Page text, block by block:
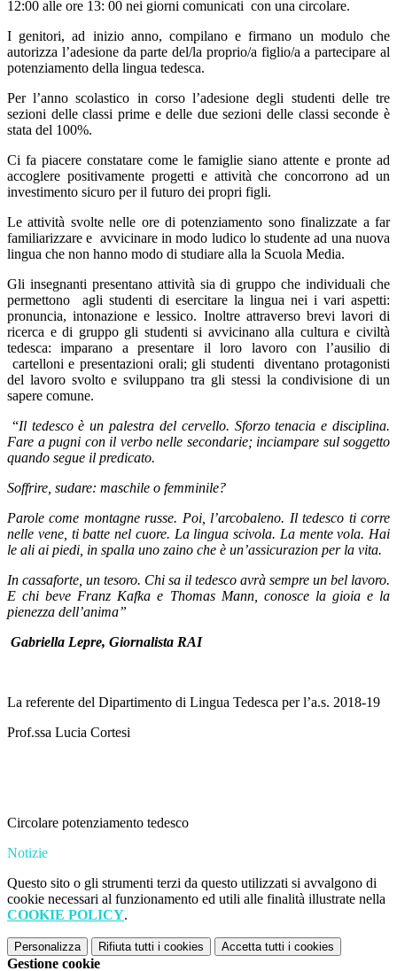
12:00 alle ore 13: 00 nei giorni comunicati con una circolare.
I genitori, ad inizio anno, compilano e firmano un modulo che
autorizza l’adesione da parte del/la proprio/a figlio/a a partecipare al
potenziamento della lingua tedesca.
Per l’anno scolastico in corso l’adesione degli studenti delle tre
sezioni delle classi prime e delle due sezioni delle classi seconde è
stata del 100%.
Ci fa piacere constatare come le famiglie siano attente e pronte ad
accoglere positivamente progetti e attività che concorrono ad un
investimento sicuro per il futuro dei propri figli.
Le attività svolte nelle ore di potenziamento sono finalizzate a far
familiarizzare e avvicinare in modo ludico lo studente ad una nuova
lingua che non hanno modo di studiare alla la Scuola Media.
Gli insegnanti presentano attività sia di gruppo che individuali che
permettono agli studenti di esercitare la lingua nei i vari aspetti:
pronuncia, intonazione e lessico. Inoltre attraverso brevi lavori di
ricerca e di gruppo gli studenti si avvicinano alla cultura e civiltà
tedesca: imparano a presentare il loro lavoro con l’ausilio di
cartelloni e presentazioni orali; gli studenti diventano protagonisti
del lavoro svolto e sviluppano tra gli stessi la condivisione di un
sapere comune.
“Il tedesco è un palestra del cervello. Sforzo tenacia e disciplina.
Fare a pugni con il verbo nelle secondarie; inciampare sul soggetto
quando segue il predicato.
Soffrire, sudare: maschile o femminile?
Parole come montagne russe. Poi, l’arcobaleno. Il tedesco ti corre
nelle vene, ti batte nel cuore. La lingua scivola. La mente vola. Hai
le ali ai piedi, in spalla uno zaino che è un’assicurazion per la vita.
In cassaforte, un tesoro. Chi sa il tedesco avrà sempre un bel lavoro.
E chi beve Franz Kafka e Thomas Mann, conosce la gioia e la
pienezza dell’anima”
Gabriella Lepre, Giornalista RAI
La referente del Dipartimento di Lingua Tedesca per l’a.s. 2018-19
Prof.ssa Lucia Cortesi
Circolare potenziamento tedesco
Notizie
Questo sito o gli strumenti terzi da questo utilizzati si avvalgono di
cookie necessari al funzionamento ed utili alle finalità illustrate nella
COOKIE POLICY.
Personalizza Rifiuta tutti i cookies Accetta tutti i cookies
Gestione cookie